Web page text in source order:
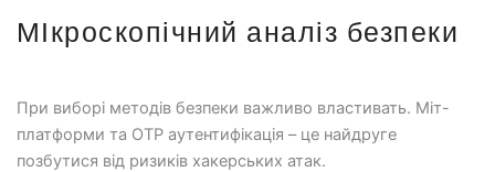
МІкроскопічний аналіз безпеки
При виборі методів безпеки важливо властивать. Міт-
платформи та OTP аутентифікація – це найдруге
позбутися від ризиків хакерських атак.